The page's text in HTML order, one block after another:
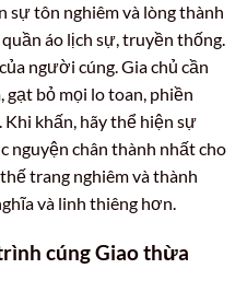
sự tôn nghiêm và lòng thành
áo lịch sự, truyền thống.
người cúng. Gia chủ cần
bỏ mọi lo toan, phiền
khấn, hãy thể hiện sự
nguyện chân thành nhất cho
trang nghiêm và thành
và linh thiêng hơn.
cúng Giao thừa